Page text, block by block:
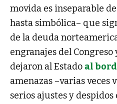
movida es inseparable
hasta simbólica– que
de la deuda
engranajes del
dejaron al Estado al
amenazas –varias veces
serios ajustes y despidos